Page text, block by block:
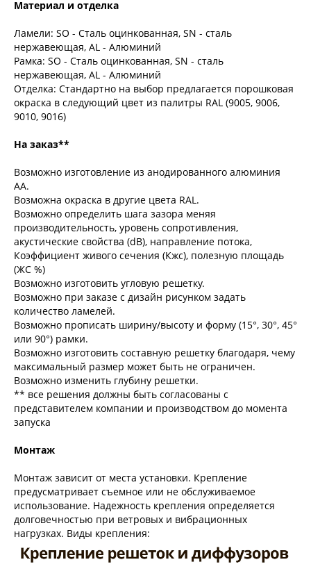
Материал и отделка
Ламели: SO - Сталь оцинкованная, SN - сталь
нержавеющая, AL - Алюминий
Рамка: SO - Сталь оцинкованная, SN - сталь
нержавеющая, AL - Алюминий
Отделка: Стандартно на выбор предлагается порошковая
окраска в следующий цвет из палитры RAL (9005, 9006,
9010, 9016)
На заказ**
Возможно изготовление из анодированного алюминия
АА.
Возможна окраска в другие цвета RAL.
Возможно определить шага зазора меняя
производительность, уровень сопротивления,
акустические свойства (dB), направление потока,
Коэффициент живого сечения (Кжс), полезную площадь
(ЖС %)
Возможно изготовить угловую решетку.
Возможно при заказе с дизайн рисунком задать
количество ламелей.
Возможно прописать ширину/высоту и форму (15°, 30°, 45°
или 90°) рамки.
Возможно изготовить составную решетку благодаря, чему
максимальный размер может быть не ограничен.
Возможно изменить глубину решетки.
** все решения должны быть согласованы с
представителем компании и производством до момента
запуска
Монтаж
Монтаж зависит от места установки. Крепление
предусматривает съемное или не обслуживаемое
использование. Надежность крепления определяется
долговечностью при ветровых и вибрационных
нагрузках. Виды крепления: